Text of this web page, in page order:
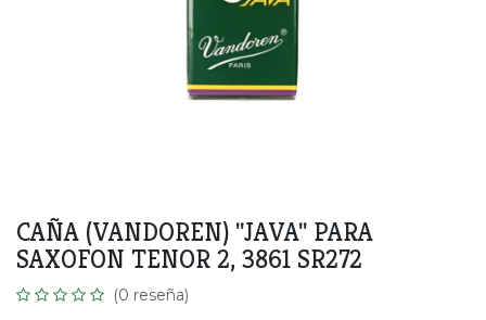
CAÑA (VANDOREN) ''JAVA'' PARA
SAXOFON TENOR 2, 3861 SR272
(0 reseña)